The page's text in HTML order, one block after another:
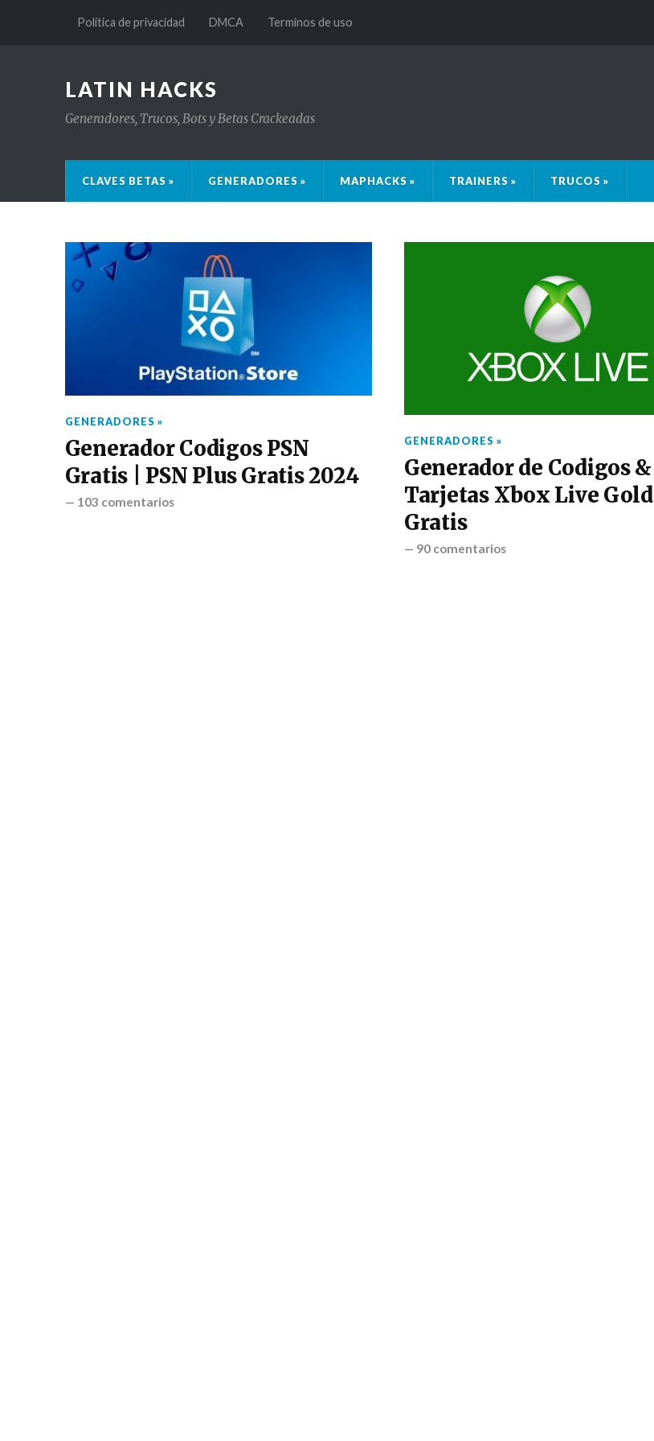
Política de privacidad DMCA Terminos de uso
LATIN HACKS
Generadores, Trucos, Bots y Betas Crackeadas
CLAVES BETAS » GENERADORES » MAPHACKS » TRAINERS » TRUCOS »
GENERADORES »
Generador Codigos PSN
Gratis | PSN Plus Gratis 2024
— 103 comentarios
GENERADORES »
Generador de Codigos &
Tarjetas Xbox Live Gold
Gratis
— 90 comentarios